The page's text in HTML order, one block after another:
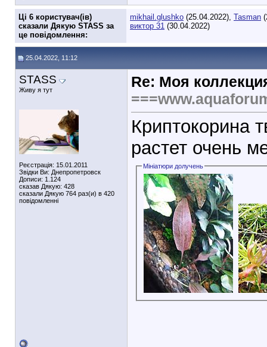
Ці 6 користувач(ів)
сказали Дякую STASS за
це повідомлення:
mikhail.glushko (25.04.2022), Tasman
виктор 31 (30.04.2022)
25.04.2022, 11:12
STASS
Живу я тут
Реєстрація: 15.01.2011
Звідки Ви: Днепропетровск
Дописи: 1.124
сказав Дякую: 428
сказали Дякую 764 раз(и) в 420
повідомленні
Re: Моя
Криптокорина
растет очень
Мініатюри долучень